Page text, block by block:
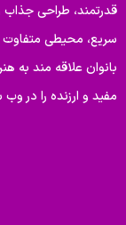
قدرتمند، طراحی
سریع، محیطی متفاوت
بانوان علاقه مند به
مفید و ارزنده را در